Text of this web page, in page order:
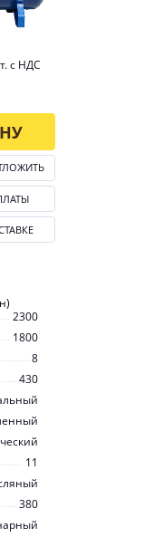
2300
1800
8
430
11
380
с НДС